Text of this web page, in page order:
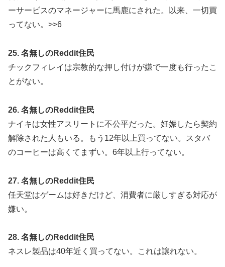
ーサービスのマネージャーに馬鹿にされた。以来、一切買
ってない。>>6
25. 名無しのReddit住民
チックフィレイは宗教的な押し付けが嫌で一度も行ったこ
とがない。
26. 名無しのReddit住民
ナイキは女性アスリートに不公平だった。妊娠したら契約
解除された人もいる。もう12年以上買ってない。スタバ
のコーヒーは高くてまずい。6年以上行ってない。
27. 名無しのReddit住民
任天堂はゲームは好きだけど、消費者に厳しすぎる対応が
嫌い。
28. 名無しのReddit住民
ネスレ製品は40年近く買ってない。これは譲れない。